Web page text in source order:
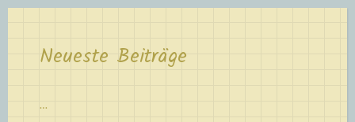
Neueste Beiträge
…